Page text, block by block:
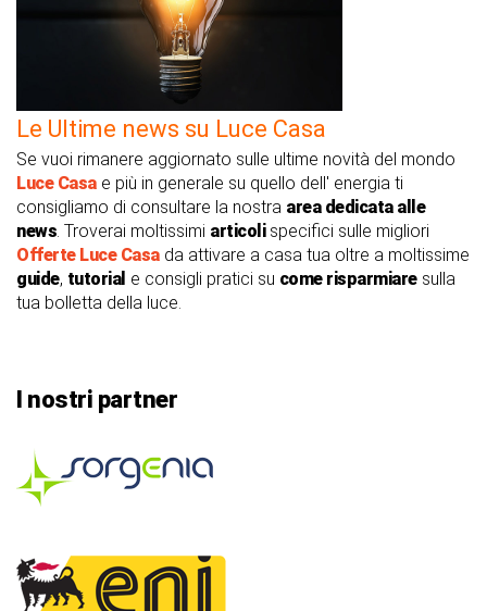
Le Ultime news su Luce Casa
Se vuoi rimanere aggiornato sulle ultime novità del mondo
Luce Casae più in generale su quello dell' energia ti
consigliamo di consultare la nostra area dedicata alle
news. Troverai moltissimi articolispecifici sulle migliori
Offerte Luce Casada attivare a casa tua oltre a moltissime
guide, tutorial e consigli pratici su come risparmiaresulla
tua bolletta della luce.
I nostri partner